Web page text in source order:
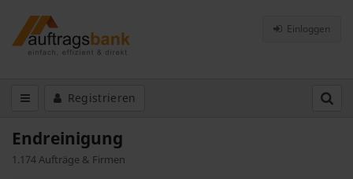
Einloggen
Registrieren
Endreinigung
1.174 Aufträge & Firmen